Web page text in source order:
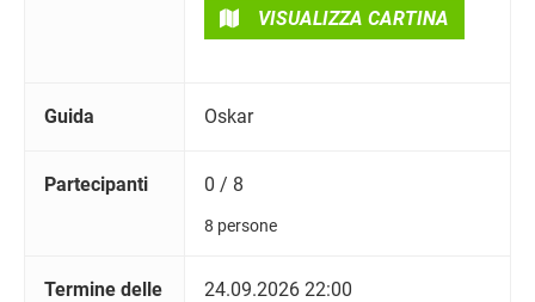
VISUALIZZA CARTINA
Guida Oskar
Partecipanti 0 / 8
8 persone
Termine delle
24.09.2026 22:00